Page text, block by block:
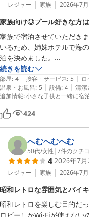
一方で、改善されると良い
いことです。部屋でインタ
うことになります。
レジャー 家族 2026年7月
家族向け◎プール好きな方は
家族で宿泊させていただき
いるため、姉妹ホテルで海
泊を決めました。
午前中は海の冒険へ。午後
たまたま利用客もいない時
存分に楽しめました。また
だったのでそれもまた気楽
バイキングでは甘エビがと
とっても美味しかったです
海もすぐそこなので、帰り
とあれば利用させていただ
続きを読む
部屋: 4 | 接客・サービス: 5 |
温泉・お風呂: 5 | 設備: 4 | 清潔
追加情報:小さな子供と一緒に宿
424
へむへむへむ
50代/女性 |7件のクチ
4 2026年7月
レジャー 家族 2026年7月
昭和レトロな雰囲気とバイ
昭和レトロを楽しむ目的だ
ロビーしかWi-Fiが使えない